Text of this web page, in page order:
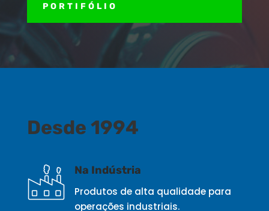
PORTIFÓLIO
Desde 1994
Na Indústria
Produtos de alta qualidade para
operações industriais.